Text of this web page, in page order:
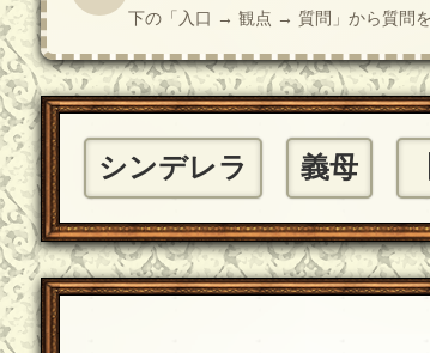
下の「入口 → 観点 → 質問」から質問を
シンデレラ 義母